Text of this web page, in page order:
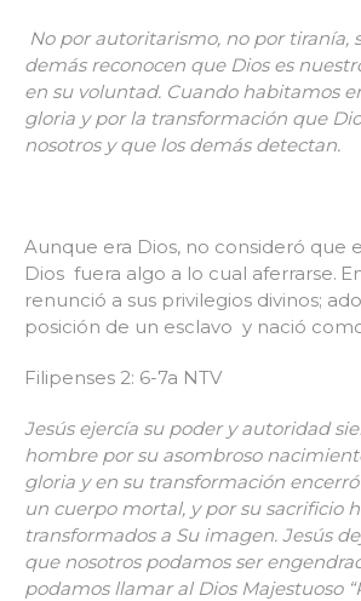
No por autoritarismo, no por tiranía,
demás reconocen que Dios es
en su voluntad. Cuando habitamos
gloria y por la transformación que
nosotros y que los demás detectan.
Aunque era Dios, no consideró que
Dios fuera algo a lo cual aferrarse.
renunció a sus privilegios divinos;
posición de un esclavo y nació
Filipenses 2: 6-7a NTV
Jesús ejercía su poder y autoridad
hombre por su asombroso
gloria y en su transformación
un cuerpo mortal, y por su sacrificio
transformados a Su imagen. Jesús
que nosotros podamos ser
podamos llamar al Dios Majestuoso